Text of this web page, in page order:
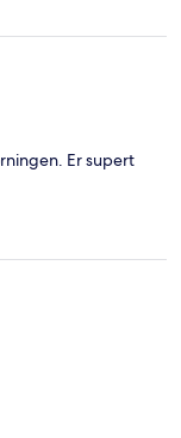
Er supert